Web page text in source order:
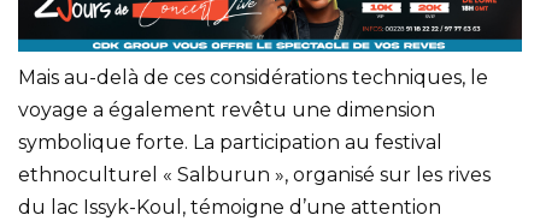
Mais au-delà de ces considérations techniques, le
voyage a également revêtu une dimension
symbolique forte. La participation au festival
ethnoculturel « Salburun », organisé sur les rives
du lac Issyk-Koul, témoigne d’une attention